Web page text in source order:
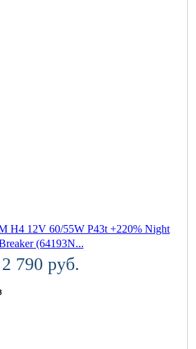
H4 12V 60/55W P43t +220% Night
(64193N...
2 790 руб.